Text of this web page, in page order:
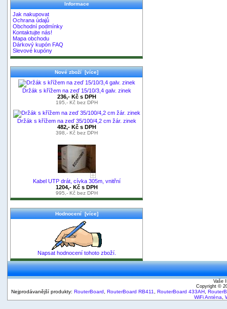
Informace
Jak nakupovat
Ochrana údajů
Obchodní podmínky
Kontaktujte nás!
Mapa obchodu
Dárkový kupón FAQ
Slevové kupóny
Nové zboží [více]
Držák s křížem na zeď 15/10/3,4 galv. zinek
236,- Kč s DPH
195,- Kč bez DPH
Držák s křížem na zeď 35/100/4,2 cm žár. zinek
482,- Kč s DPH
398,- Kč bez DPH
Kabel UTP drát, cívka 305m, vnitřní
1204,- Kč s DPH
995,- Kč bez DPH
Hodnocení [více]
Napsat hodnocení tohoto zboží.
Vaše
Copyright ©
Nejprodávanější produkty: RouterBoard RouterBoard RB411 RouterBoard 433AH
WiFi Anténa